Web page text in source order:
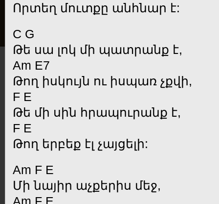
Որտեղ մուտքը անհնար է:
C G
Թե սա լոկ մի պատրանք է,
Am E7
Թող իսկույն ու իսպառ չքվի,
F E
Թե մի սին հրապուրանք է,
F E
Թող երբեք էլ չայցելի:
Am F E
Մի նայիր աչքերիս մեջ,
Am F E